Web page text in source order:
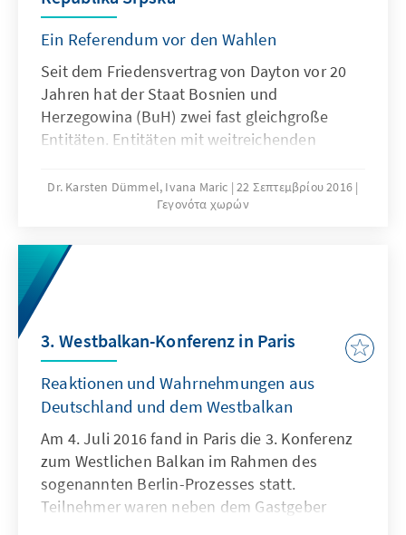
Ein Referendum vor den Wahlen
Seit dem Friedensvertrag von Dayton vor 20
Jahren hat der Staat Bosnien und
Herzegowina (BuH) zwei fast gleichgroße
Entitäten. Entitäten mit weitreichenden
Selbstbestimmungs- und vielfältigen
Vetorechten. Diese Rechte behindern das
ethnischen Gruppen zu einer Gemeinschaft
verschweißen würde.
Dr. Karsten Dümmel, Ivana Maric 22 Σεπτεμβρίου 2016
Γεγονότα χωρών
3. Westbalkan-Konferenz in Paris
Reaktionen und Wahrnehmungen aus
Deutschland und dem Westbalkan
Am 4. Juli 2016 fand in Paris die 3. Konferenz
zum Westlichen Balkan im Rahmen des
sogenannten Berlin-Prozesses statt.
Teilnehmer waren neben dem Gastgeber